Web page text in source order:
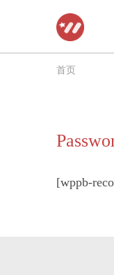
至
首页
[wppb-